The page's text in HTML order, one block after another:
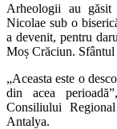
Arheologii au găsit
Nicolae sub o
a devenit, pentru
Moș Crăciun.
„Aceasta este o
din acea
Consiliului
Antalya.